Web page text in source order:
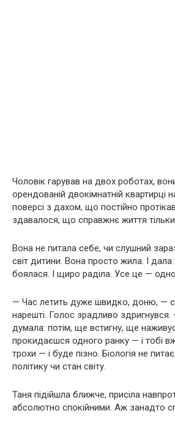
Чоловік гарував на двох роботах,
орендованій двокімнатній квартирці
поверсі з дахом, що постійно
здавалося, що справжнє життя
Вона не питала себе, чи слушний
світ дитини. Вона просто жила. І дала
боялася. І щиро раділа. Усе це —
— Час летить дуже швидко, доню, —
нарешті. Голос зрадливо
думала: потім, ще встигну, ще
прокидаєшся одного ранку — і тобі
трохи — і буде пізно. Біологія не
політику чи стан світу.
Таня підійшла ближче, присіла
абсолютно спокійними. Аж занадто